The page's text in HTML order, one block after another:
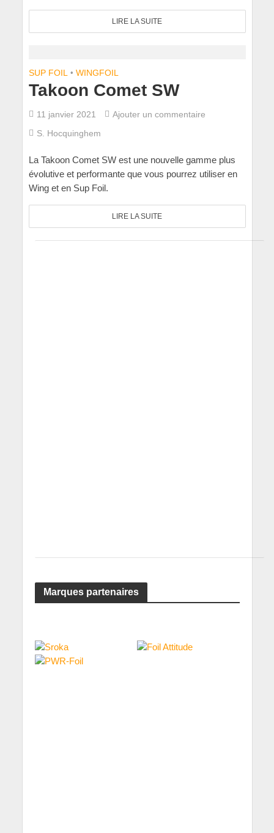
LIRE LA SUITE
SUP FOIL • WINGFOIL
Takoon Comet SW
11 janvier 2021
Ajouter un commentaire
S. Hocquinghem
La Takoon Comet SW est une nouvelle gamme plus
évolutive et performante que vous pourrez utiliser en
Wing et en Sup Foil.
LIRE LA SUITE
Marques partenaires